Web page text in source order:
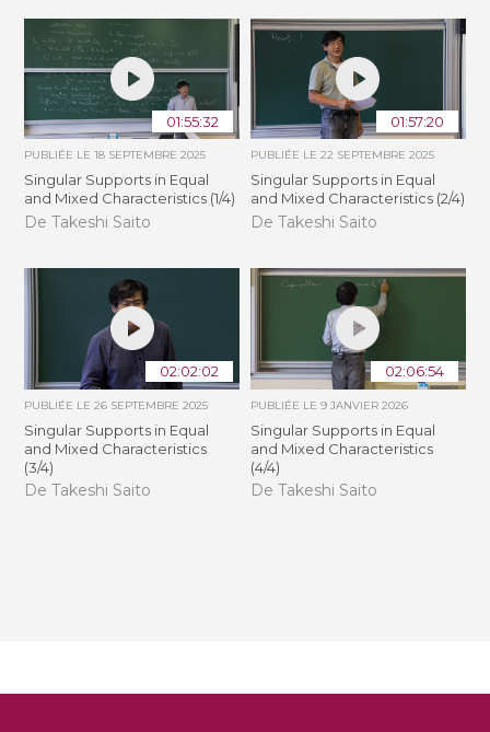
01:55:32
PUBLIÉE LE18 SEPTEMBRE 2025
Singular Supports in Equal
and Mixed Characteristics (1/4)
De Takeshi Saito
01:57:20
PUBLIÉE LE 22 SEPTEMBRE 2025
Singular Supports in Equal
and Mixed Characteristics (2/4)
De Takeshi Saito
02:02:02
PUBLIÉE LE26 SEPTEMBRE 2025
Singular Supports in Equal
and Mixed Characteristics
(3/4)
De Takeshi Saito
02:06:54
PUBLIÉE LE 9 JANVIER 2026
Singular Supports in Equal
and Mixed Characteristics
(4/4)
De Takeshi Saito